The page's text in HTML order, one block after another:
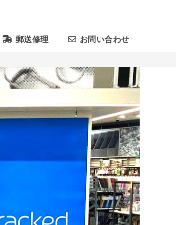
郵送修理 お問い合わせ